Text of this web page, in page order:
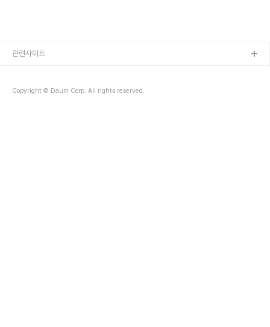
수)는 “외상 초기에 적절한 치료를 받지 못하면 피부가 검붉은 색으로
Copyright © Daum Corp. All rights reserved.
관련사이트